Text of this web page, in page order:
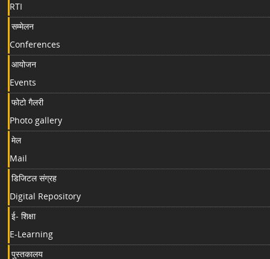
RTI
सम्मेलन
Conferences
आयोजन
Events
फोटो गैलरी
Photo gallery
मेल
Mail
डिजिटल संग्रह
Digital Repository
ई- शिक्षा
E-Learning
पुस्तकालय